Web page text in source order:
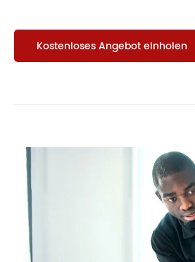
Kostenloses Angebot einholen